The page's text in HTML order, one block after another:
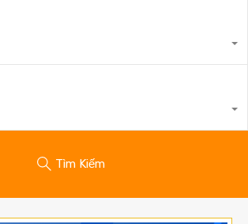
Tìm Kiếm